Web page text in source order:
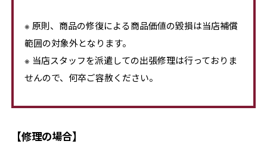
※ 原則、商品の修復による商品価値の毀損は当店補償
範囲の対象外となります。
※ 当店スタッフを派遣しての出張修理は行っておりま
せんので、何卒ご容赦ください。
【修理の場合】